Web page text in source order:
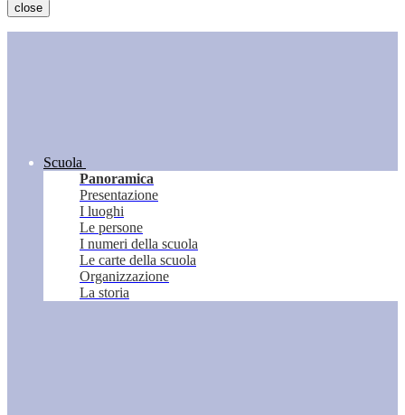
close
Scuola
Panoramica
Presentazione
I luoghi
Le persone
I numeri della scuola
Le carte della scuola
Organizzazione
La storia